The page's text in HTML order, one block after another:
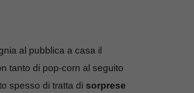
al pubblica a casa il
tanto di pop-corn al seguito
spesso di tratta di sorprese